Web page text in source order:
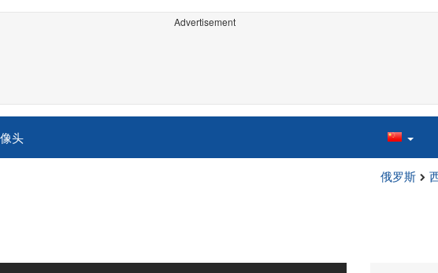
Advertisement
头
俄罗斯